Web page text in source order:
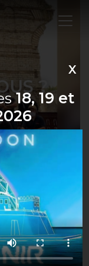
?
1901 créée
18, 19 et
X